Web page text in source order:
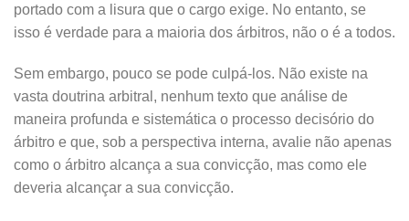
portado com a lisura que o cargo exige. No entanto, se
isso é verdade para a maioria dos árbitros, não o é a todos.
Sem embargo, pouco se pode culpá-los. Não existe na
vasta doutrina arbitral, nenhum texto que análise de
maneira profunda e sistemática o processo decisório do
árbitro e que, sob a perspectiva interna, avalie não apenas
como o árbitro alcança a sua convicção, mas como ele
deveria alcançar a sua convicção.